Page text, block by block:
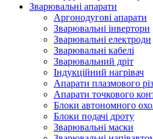
Зварювальні апарати
Аргонодугові апарати
Зварювальні інвертори
Зварювальні електроди
Зварювальні кабелі
Зварювальний дріт
Індукційний нагрівач
Апарати плазмового
Апарати точкового
Блоки автономного
Блоки подачі дроту
Зварювальні маски